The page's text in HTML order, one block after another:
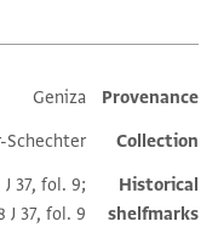
Additional metadata
Provenance
Geniza
Collection
Schechter
Historical
shelfmarks
J 37, fol. 9;
J 37, fol. 9